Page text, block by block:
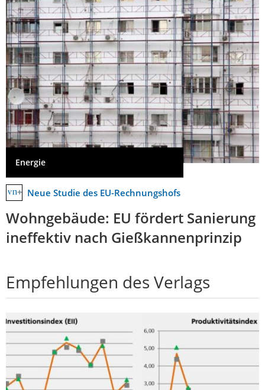
Energie
Neue Studie des EU-Rechnungshofs
Wohngebäude: EU fördert Sanierung
ineffektiv nach Gießkannenprinzip
Empfehlungen des Verlags